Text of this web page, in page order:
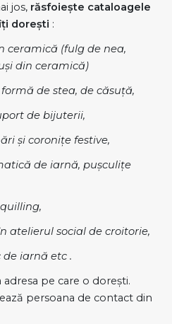
jos, răsfoiește cataloagele
dorești :
ceramică (fulg de nea,
din ceramică)
de stea, de căsuță,
de bijuterii,
și coronițe festive,
de iarnă, pușculițe
atelierul social de croitorie,
iarnă etc .
pe care o dorești.
persoana de contact din